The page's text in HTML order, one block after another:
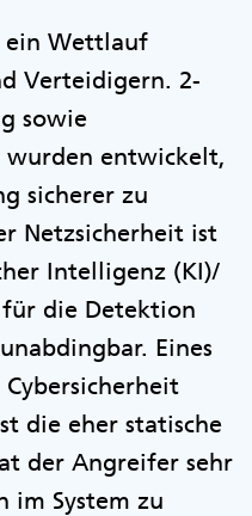
ein Wettlauf
Verteidigern. 2-
sowie
wurden entwickelt,
sicherer zu
Netzsicherheit ist
Intelligenz (KI)/
die Detektion
Eines
die eher statische
der Angreifer sehr
im System zu